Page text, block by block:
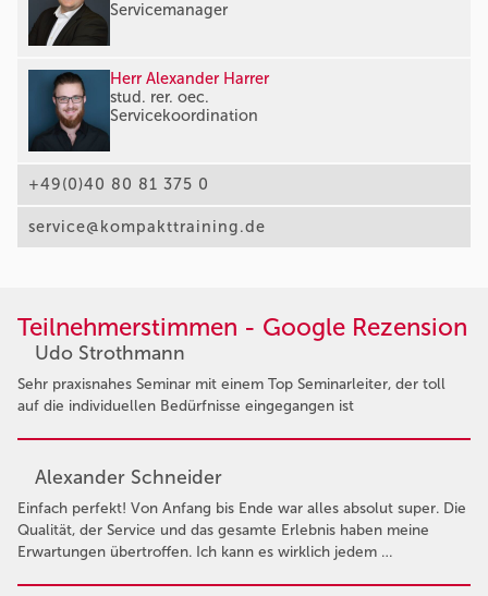
Servicemanager
Herr Alexander Harrer
stud. rer. oec.
Servicekoordination
+49(0)40 80 81 375 0
service@kompakttraining.de
Teilnehmerstimmen - Google Rezension
Udo Strothmann
Sehr praxisnahes Seminar mit einem Top Seminarleiter, der toll
auf die individuellen Bedürfnisse eingegangen ist
Alexander Schneider
Einfach perfekt! Von Anfang bis Ende war alles absolut super. Die
Qualität, der Service und das gesamte Erlebnis haben meine
Erwartungen übertroffen. Ich kann es wirklich jedem …